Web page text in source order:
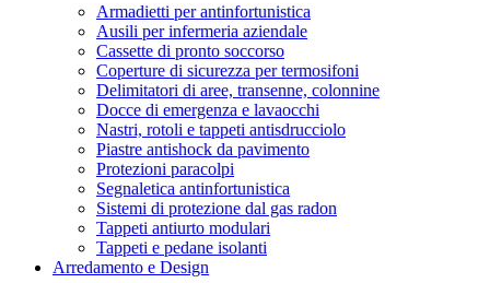
Armadietti per antinfortunistica
Ausili per infermeria aziendale
Cassette di pronto soccorso
Coperture di sicurezza per termosifoni
Delimitatori di aree, transenne, colonnine
Docce di emergenza e lavaocchi
Nastri, rotoli e tappeti antisdrucciolo
Piastre antishock da pavimento
Protezioni paracolpi
Segnaletica antinfortunistica
Sistemi di protezione dal gas radon
Tappeti antiurto modulari
Tappeti e pedane isolanti
Arredamento e Design